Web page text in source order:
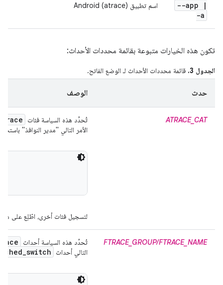
--app
|
-a
اسم تطبيق Android (atrace)
تكون هذه الخيارات متبوعة بقائمة محددات الأحداث:
الجدول 3. قائمة محددات الأحداث لـ الوضع الفاتح.
حدث الوصف
ATRACE_CAT تُحدِّد هذه السياسة فئات
الأمر التالي "مدير النوافذ"
لتسجيل فئات أخرى، اطّلِع على
FTRACE_GROUP/FTRACE_NAME تُحدِّد هذه السياسة أحداث
التالي أحداث sched_switch